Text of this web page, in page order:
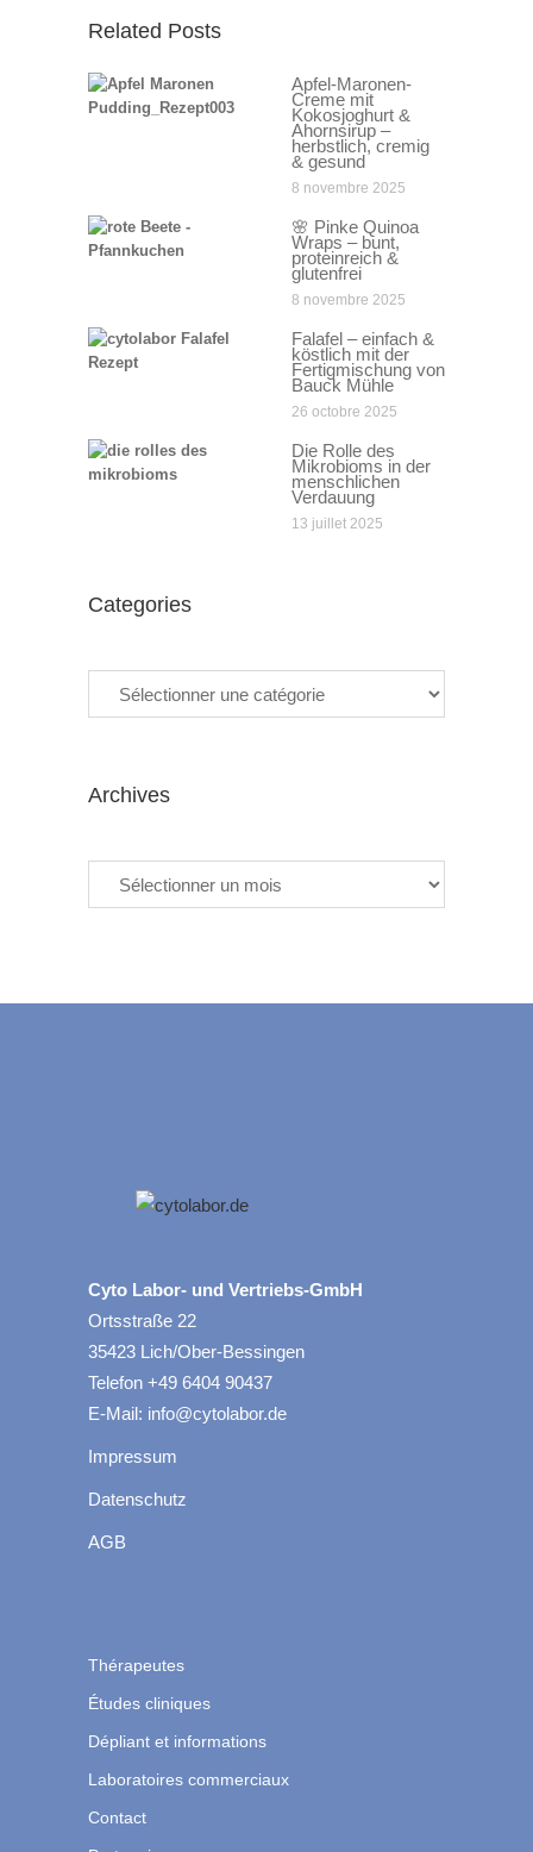
Related Posts
Apfel-Maronen-
Creme mit
Kokosjoghurt &
Ahornsirup –
herbstlich, cremig
& gesund
8 novembre 2025
🌸 Pinke Quinoa
Wraps – bunt,
proteinreich &
glutenfrei
8 novembre 2025
Falafel – einfach &
köstlich mit der
Fertigmischung von
Bauck Mühle
26 octobre 2025
Die Rolle des
Mikrobioms in der
menschlichen
Verdauung
13 juillet 2025
Categories
Archives
Cyto Labor- und Vertriebs-GmbH
Ortsstraße 22
35423 Lich/Ober-Bessingen
Telefon +49 6404 90437
E-Mail: info@cytolabor.de
Impressum
Datenschutz
AGB
Thérapeutes
Études cliniques
Dépliant et informations
Laboratoires commerciaux
Contact